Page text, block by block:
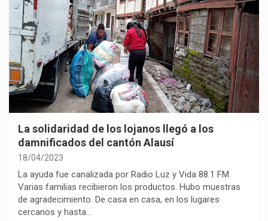
La solidaridad de los lojanos llegó a los
damnificados del cantón Alausí
18/04/2023
La ayuda fue canalizada por Radio Luz y Vida 88.1 FM.
Varias familias recibieron los productos. Hubo muestras
de agradecimiento. De casa en casa, en los lugares
cercanos y hasta…